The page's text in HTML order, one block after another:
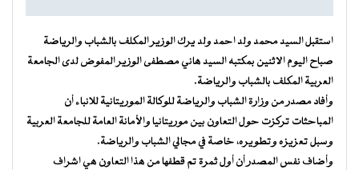
استقبل السيد محمد ولد احمد ولد يرك الوزير المكلف بالشباب والرياضة
صباح اليوم الاثنين بمكتبه السيد هاني مصطفى الوزير المفوض لدى الجامعة
العربية المكلف بالشباب والرياضة.
وأفاد مصدر من وزارة الشباب والرياضة للوكالة الموريتانية للانباء أن
المباحثات تركزت حول التعاون بين موريتانيا والأمانة العامة للجامعة العربية
وسبل تعزيزه وتطويره، خاصة في مجالي الشباب والرياضة.
وأضاف نفس المصدر أن أول ثمرة تم قطفها من هذا التعاون هي اشراف